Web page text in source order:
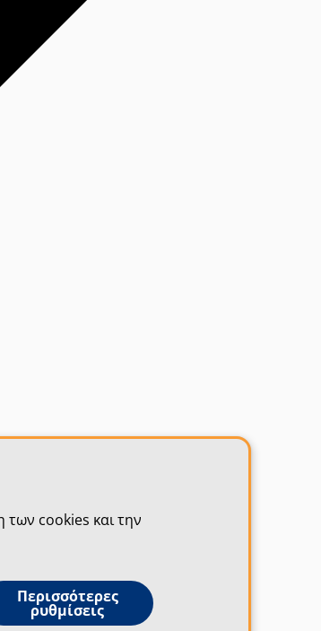
των cookies και την
Περισσότερες
ρυθμίσεις